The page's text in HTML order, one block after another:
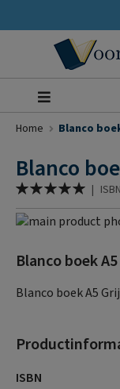
Home Blanco
Blanco
Waardering:
% of
|
Ga
het
van
gallerij
naar
begin
afbeeldingen-
Blanco boek
Blanco boek A5
Meer
ISBN